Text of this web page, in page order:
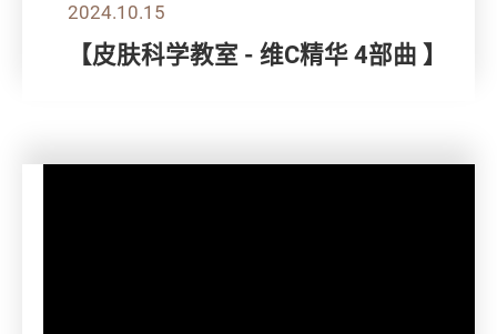
2024.10.15
【皮肤科学教室 - 维C精华 4部曲 】